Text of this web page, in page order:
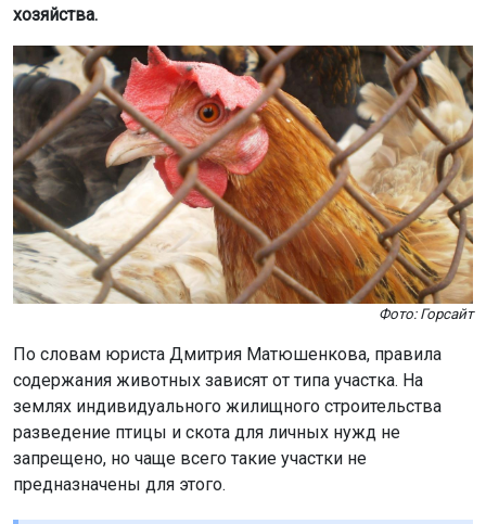
хозяйства.
Фото: Горсайт
По словам юриста Дмитрия Матюшенкова, правила
содержания животных зависят от типа участка. На
землях индивидуального жилищного строительства
разведение птицы и скота для личных нужд не
запрещено, но чаще всего такие участки не
предназначены для этого.